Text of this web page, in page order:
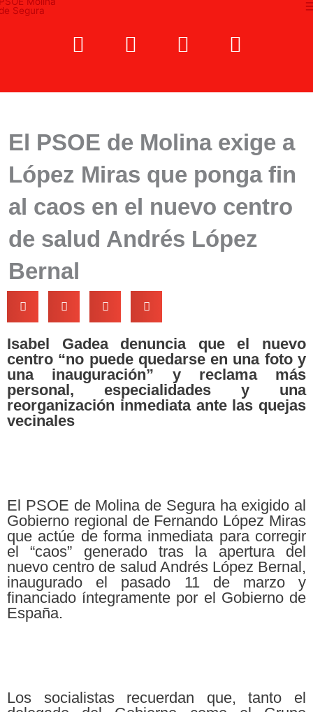
Ir
F
a
e
o
o
k
T
w
t
e
r
Y
o
t
b
e
I
n
t
g
r
a
m
El PSOE de Molina exige a
López Miras que ponga fin
al caos en el nuevo centro
de salud Andrés López
Bernal
Isabel Gadea denuncia que el nuevo
centro “no puede quedarse en una foto y
una inauguración” y reclama más
personal, especialidades y una
reorganización inmediata ante las quejas
vecinales
El PSOE de Molina de Segura ha exigido al
Gobierno regional de Fernando López Miras
que actúe de forma inmediata para corregir
el “caos” generado tras la apertura del
nuevo centro de salud Andrés López Bernal,
inaugurado el pasado 11 de marzo y
financiado íntegramente por el Gobierno de
España.
Los socialistas recuerdan que, tanto el